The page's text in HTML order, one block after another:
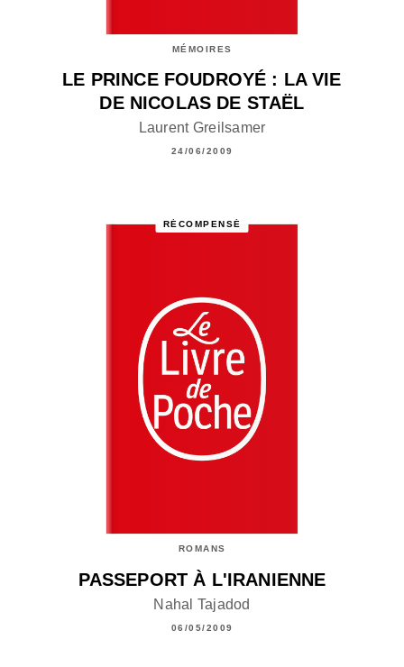
MÉMOIRES
LE PRINCE FOUDROYÉ : LA VIE
DE NICOLAS DE STAËL
Laurent Greilsamer
24/06/2009
RÉCOMPENSÉ
ROMANS
PASSEPORT À L'IRANIENNE
Nahal Tajadod
06/05/2009